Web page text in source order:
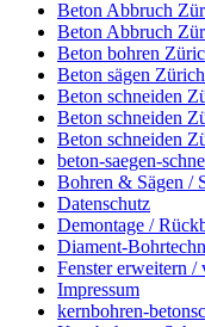
Beton Abbruch
Beton Abbruch
Beton bohren
Beton sägen Zürich
Beton schneiden
Beton schneiden
Beton schneiden
beton-saegen-
Bohren & Sägen /
Datenschutz
Demontage /
Diament-
Fenster erweitern /
Impressum
kernbohren-